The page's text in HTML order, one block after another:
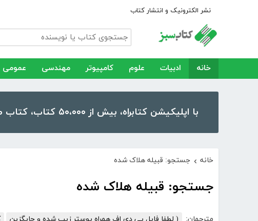
نشر الکترونیک و انتشار کتاب
خانه ادبیات علوم کامپیوتر مهندسی عمومی
با اپلیکیشن کتابراه، بیش از ۵۰،۰۰۰ کتاب، کتاب صوتی و رمان را در موبایل و تبلت خود داشته باشید!
خانه › جستجو: قبیله هلاک شده
جستجو: قبیله هلاک شده